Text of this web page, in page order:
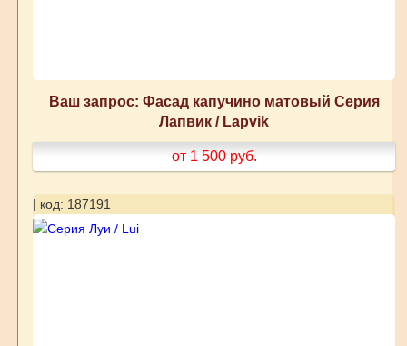
Ваш запрос: Фасад капучино матовый Серия
Лапвик / Lapvik
от 1 500 руб.
| код: 187191